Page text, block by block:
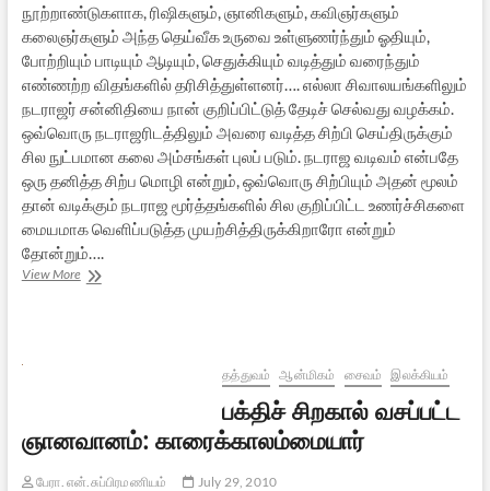
நூற்றாண்டுகளாக, ரிஷிகளும், ஞானிகளும், கவிஞர்களும்
கலைஞர்களும் அந்த தெய்வீக உருவை உள்ளுணர்ந்தும் ஓதியும்,
போற்றியும் பாடியும் ஆடியும், செதுக்கியும் வடித்தும் வரைந்தும்
எண்ணற்ற விதங்களில் தரிசித்துள்ளனர்…. எல்லா சிவாலயங்களிலும்
நடராஜர் சன்னிதியை நான் குறிப்பிட்டுத் தேடிச் செல்வது வழக்கம்.
ஒவ்வொரு நடராஜரிடத்திலும் அவரை வடித்த சிற்பி செய்திருக்கும்
சில நுட்பமான கலை அம்சங்கள் புலப் படும். நடராஜ வடிவம் என்பதே
ஒரு தனித்த சிற்ப மொழி என்றும், ஒவ்வொரு சிற்பியும் அதன் மூலம்
தான் வடிக்கும் நடராஜ மூர்த்தங்களில் சில குறிப்பிட்ட உணர்ச்சிகளை
மையமாக வெளிப்படுத்த முயற்சித்திருக்கிறாரோ என்றும்
தோன்றும்….
View Moreஅம்பலவாணரும்
தத்துவம் ஆன்மிகம் சைவம் இலக்கியம்
பக்திச் சிறகால் வசப்பட்ட
ஞானவானம்: காரைக்காலம்மையார்
பேரா. என்.சுப்பிரமணியம் July 29, 2010